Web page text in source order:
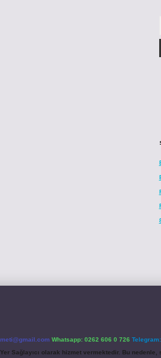
Whatsapp: 0262 606 0 726
Sağlayıcı olarak hizmet vermektedir. Bu